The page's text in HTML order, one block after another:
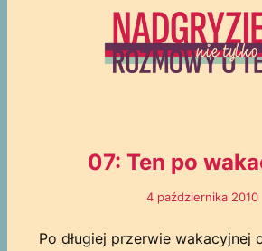
07: Ten po
4 października 2010
Po długiej przerwie wakacyjnej